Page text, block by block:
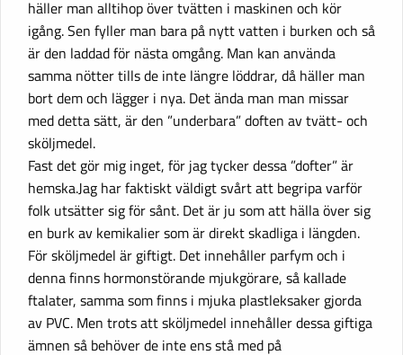
häller man alltihop över tvätten i maskinen och kör
igång. Sen fyller man bara på nytt vatten i burken och så
är den laddad för nästa omgång. Man kan använda
samma nötter tills de inte längre löddrar, då häller man
bort dem och lägger i nya. Det ända man man missar
med detta sätt, är den ”underbara” doften av tvätt- och
sköljmedel.
Fast det gör mig inget, för jag tycker dessa ”dofter” är
hemska.Jag har faktiskt väldigt svårt att begripa varför
folk utsätter sig för sånt. Det är ju som att hälla över sig
en burk av kemikalier som är direkt skadliga i längden.
För sköljmedel är giftigt. Det innehåller parfym och i
denna finns hormonstörande mjukgörare, så kallade
ftalater, samma som finns i mjuka plastleksaker gjorda
av PVC. Men trots att sköljmedel innehåller dessa giftiga
ämnen så behöver de inte ens stå med på